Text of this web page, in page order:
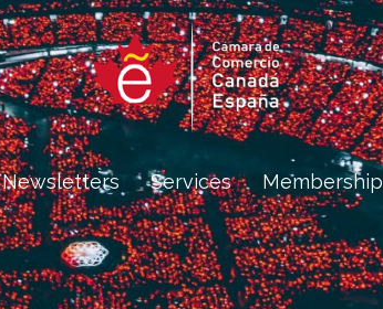
Newsletters Services Membership